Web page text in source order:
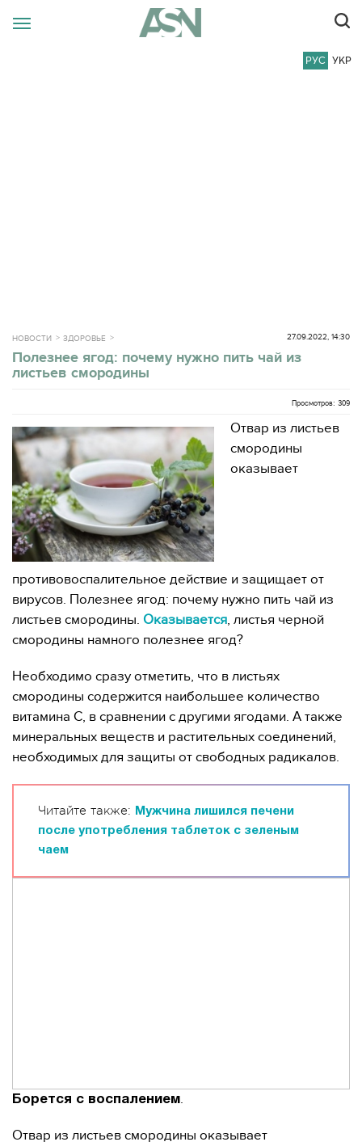
РУС УКР
НОВОСТИ ЗДОРОВЬЕ 27.09.2022, 14:30
Полезнее ягод: почему нужно пить чай из
листьев смородины
Просмотров: 309
Отвар из листьев
смородины
оказывает
противовоспалительное действие и защищает от
вирусов. Полезнее ягод: почему нужно пить чай из
листьев смородины. Оказывается, листья черной
смородины намного полезнее ягод?
Необходимо сразу отметить, что в листьях
смородины содержится наибольшее количество
витамина С, в сравнении с другими ягодами. А также
минеральных веществ и растительных соединений,
необходимых для защиты от свободных радикалов.
Читайте также:
Мужчина лишился печени
после употребления таблеток с зеленым
чаем
Борется с воспалением.
Отвар из листьев смородины оказывает